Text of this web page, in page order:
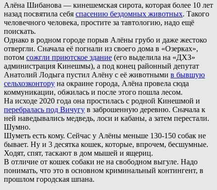
Алёна Шибанова — кинешемская сирота, которая более 10 лет
назад посвятила себя спасению бездомных животных. Такого
человечного человека, простите за тавтологию, надо ещё
поискать.
Однако в родном городе порыв Алёны грубо и даже жестоко
отвергли. Сначала её погнали из своего дома в «Озерках»,
потом сожгли приютское здание (его выделила на «ДХЗ»
администрация Кинешмы), а под конец районный депутат
Анатолий Лодыга пустил Алёну с её животными в бывшую
сельхозконтору на окраине города, Алёна провела сюда
коммуникации, обжилась и после этого пошла лесом.
На исходе 2020 года она простилась с родной Кинешмой и
перебралась под Вичугу в заброшенную деревню. Сначала к
ней наведывались медведь, лоси и кабаны, а затем перестали.
Шумно.
Шуметь есть кому. Сейчас у Алёны меньше 130-150 собак не
бывает. Ну и 3 десятка кошек, которые, впрочем, бесшумные.
Ходят, спят, таскают в дом мышей и ящериц.
В отличие от кошек собаки не на свободном выгуле. Надо
понимать, что это в основном криминальный контингент, в
прошлом городская шпана.